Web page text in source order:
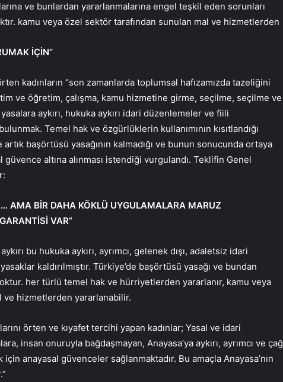
ve bunlardan yararlanmalarına engel teşkil eden sorunları
kamu veya özel sektör tarafından sunulan mal ve hizmetlerden
İÇİN”
kadınların “son zamanlarda toplumsal hafızamızda tazeliğini
ve öğretim, çalışma, kamu hizmetine girme, seçilme, seçilme ve
aykırı, hukuka aykırı idari düzenlemeler ve fiili
Temel hak ve özgürlüklerin kullanımının kısıtlandığı
başörtüsü yasağının kalmadığı ve bunun sonucunda ortaya
altına alınması istendiği vurgulandı. Teklifin Genel
AMA BİR DAHA KÖKLÜ UYGULAMALARA MARUZ
VAR”
bu hukuka aykırı, ayrımcı, gelenek dışı, adaletsiz idari
kaldırılmıştır. Türkiye’de başörtüsü yasağı ve bundan
her türlü temel hak ve hürriyetlerden yararlanır, kamu veya
ve hizmetlerden yararlanabilir.
örten ve kıyafet tercihi yapan kadınlar; Yasal ve idari
insan onuruyla bağdaşmayan, Anayasa’ya aykırı, ayrımcı ve çağ
için anayasal güvenceler sağlanmaktadır. Bu amaçla Anayasa’nın